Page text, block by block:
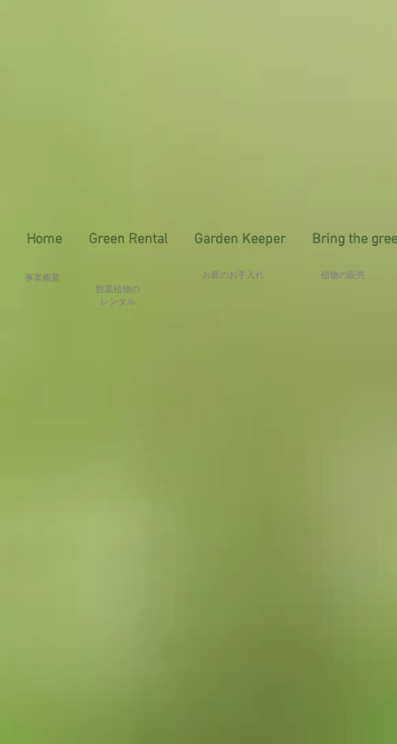
Home Green Rental Garden Keeper Bring the
事業概要
観葉植物の
レンタル
お庭のお手入れ 植物の販売